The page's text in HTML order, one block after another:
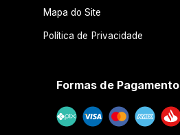
Mapa do Site
Política de Privacidade
Formas de Pagamento